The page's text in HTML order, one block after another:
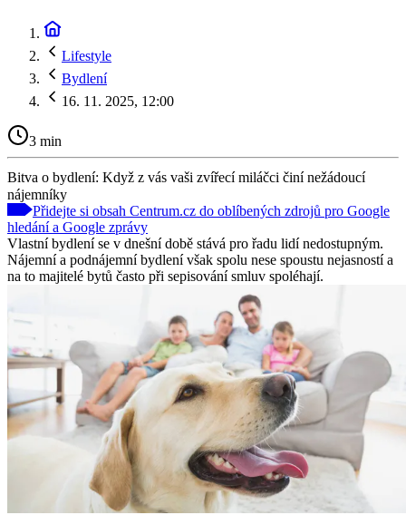
Lifestyle
Bydlení
16. 11. 2025, 12:00
3 min
Bitva o bydlení: Když z vás vaši zvířecí miláčci činí nežádoucí
nájemníky
Přidejte si obsah Centrum.cz do oblíbených zdrojů pro Google
hledání a Google zprávy
Vlastní bydlení se v dnešní době stává pro řadu lidí nedostupným.
Nájemní a podnájemní bydlení však spolu nese spoustu nejasností a
na to majitelé bytů často při sepisování smluv spoléhají.